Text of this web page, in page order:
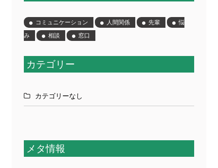
コミュニケーション 人間関係 先輩
悩
み
相談 窓口
カテゴリー
カテゴリーなし
メタ情報